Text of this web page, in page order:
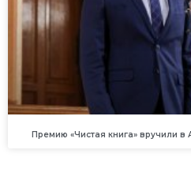
Премию «Чистая книга» вручили в